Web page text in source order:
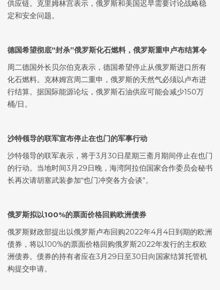
供应链。克里姆林宫表示，俄罗斯和美国迟早需要讨论战略稳
定和安全问题。
德国希望彻底“封杀”俄罗斯化石燃料，俄罗斯重申卢布结算令
周二德国外长贝尔伯克表示，德国希望停止从俄罗斯进口所有
化石燃料。克林姆宫周二重申，俄罗斯的天然气必须以卢布进
行结算。据国际能源论坛，俄罗斯石油供应可能会减少150万
桶/日。
沙特领导的联军宣布停止在也门的军事行动
沙特领导的联军表示，将于3月30日星期三斋月期间停止在也门
的行动。当地时间3月29日晚，海湾阿拉伯国家合作委员会秘书
长再次请胡塞武装参加“也门冲突各方会谈”。
俄罗斯拟以100%的票面价格回购欧洲债券
俄罗斯财政部提出以俄罗斯卢布回购2022年4月4日到期的欧洲
债券，将以100%的票面价格回购俄罗斯2022年发行的主权欧
洲债券。债券的持有者应在3月29日至30日向国家结算托管机
构提交申请。